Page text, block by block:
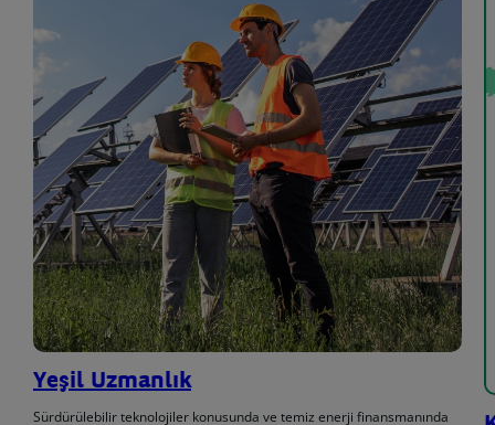
Yeşil Uzmanlık
Sürdürülebilir teknolojiler konusunda ve temiz enerji finansmanında